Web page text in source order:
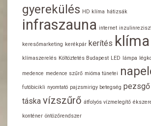
gyerekülés HD klíma hátizsák
infraszauna internet
keresőmarketing kerékpár kerítés klíma
klímaszerelés Költöztetés Budapest LED lámpa
medence medence szűrő mióma tünetei
futóbicikli nyomtató pajzsmirigy betegség pezsgő
táska vízszűrő átfolyós vízmelegítő
konténer öntözőrendszer